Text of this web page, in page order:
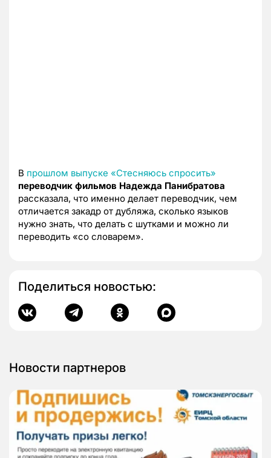
В прошлом выпуске «Стесняюсь спросить»
переводчик фильмов Надежда Панибратова
рассказала, что именно делает переводчик, чем
отличается закадр от дубляжа, сколько языков
нужно знать, что делать с шутками и можно ли
переводить «со словарем».
Поделиться новостью:
Новости партнеров